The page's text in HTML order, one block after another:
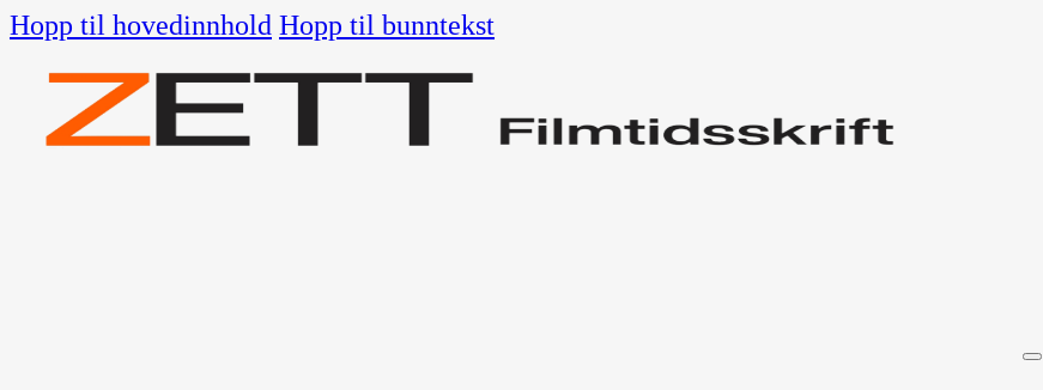
Hopp til hovedinnhold Hopp til bunntekst